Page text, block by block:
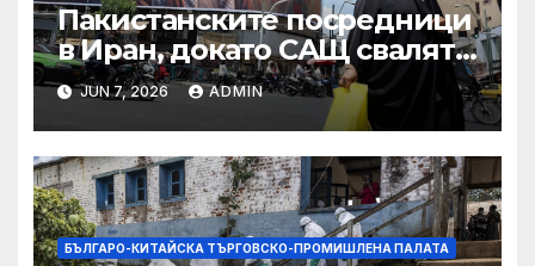
Пакистанските посредници
в Иран, докато САЩ свалят
дронове, Ливан търси мир
JUN 7, 2026 ADMIN
БЪЛГАРО-КИТАЙСКА ТЪРГОВСКО-ПРОМИШЛЕНА ПАЛАТА